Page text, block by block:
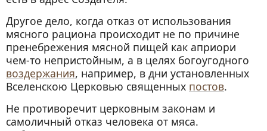
Другое дело, когда отказ от использования
мясного рациона происходит не по причине
пренебрежения мясной пищей как априори
чем-то непристойным, а в целях богоугодного
воздержания, например, в дни установленных
Вселенскою Церковью священных постов.
Не противоречит церковным законам и
самоличный отказ человека от мяса.